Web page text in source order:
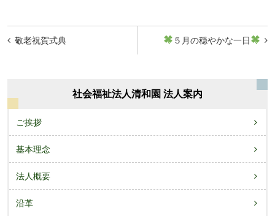
投
ビ
ー
シ
ョ
ン
５月の穏やかな一日
敬老祝賀式典
社会福祉法人清和園 法人案内
ご挨拶
基本理念
法人概要
沿革